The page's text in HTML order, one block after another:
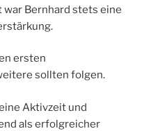
Bernhard stets eine
ersten
sollten folgen.
Aktivzeit und
als erfolgreicher